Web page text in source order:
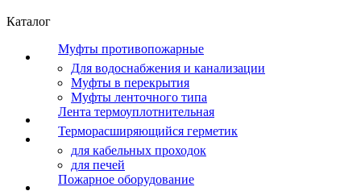
Каталог
Муфты противопожарные
Для водоснабжения и канализации
Муфты в перекрытия
Муфты ленточного типа
Лента термоуплотнительная
Терморасширяющийся герметик
для кабельных проходок
для печей
Пожарное оборудование